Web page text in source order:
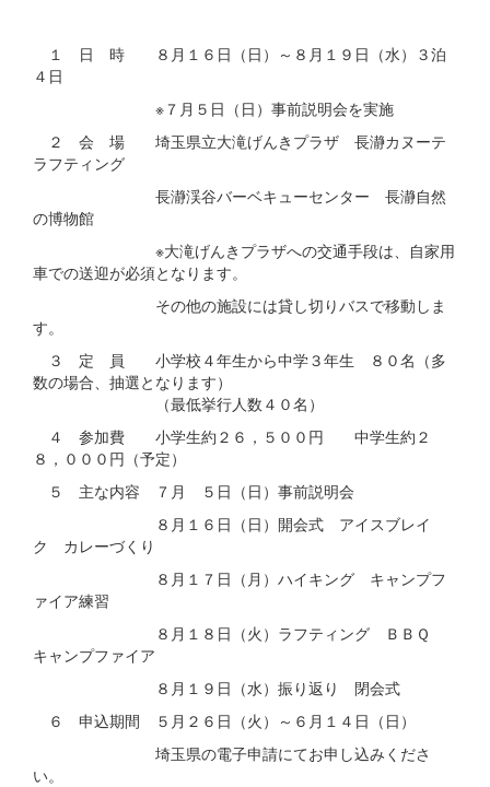
１ 日 時 ８月１６日（日）～８月１９日（水）３泊
４日
※７月５日（日）事前説明会を実施
２ 会 場 埼玉県立大滝げんきプラザ 長瀞カヌーテ
ラフティング
長瀞渓谷バーベキューセンター 長瀞自然
の博物館
※大滝げんきプラザへの交通手段は、自家用
車での送迎が必須となります。
その他の施設には貸し切りバスで移動しま
す。
３ 定 員 小学校４年生から中学３年生 ８０名（多
数の場合、抽選となります）
（最低挙行人数４０名）
４ 参加費 小学生約２６，５００円 中学生約２
８，０００円（予定）
５ 主な内容 ７月 ５日（日）事前説明会
８月１６日（日）開会式 アイスブレイ
ク カレーづくり
８月１７日（月）ハイキング キャンプフ
ァイア練習
８月１８日（火）ラフティング ＢＢＱ
キャンプファイア
８月１９日（水）振り返り 閉会式
６ 申込期間 ５月２６日（火）～６月１４日（日）
埼玉県の電子申請にてお申し込みくださ
い。